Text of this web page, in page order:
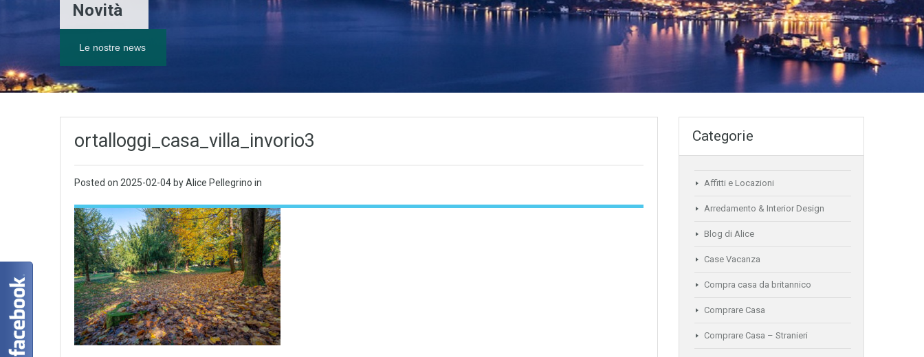
Novità
Le nostre news
ortalloggi_casa_villa_invorio3
Posted on 2025-02-04 by Alice Pellegrino in
Categorie
Affitti e Locazioni
Arredamento & Interior Design
Blog di Alice
Case Vacanza
Compra casa da britannico
Comprare Casa
Comprare Casa – Stranieri